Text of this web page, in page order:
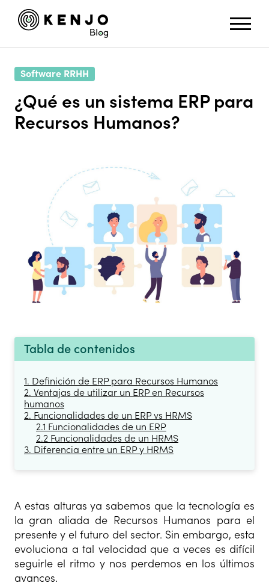
Software RRHH
¿Qué es un sistema ERP para
Recursos Humanos?
Tabla de contenidos
1. Definición de ERP para Recursos Humanos
2. Ventajas de utilizar un ERP en Recursos
humanos
2. Funcionalidades de un ERP vs HRMS
2.1 Funcionalidades de un ERP
2.2 Funcionalidades de un HRMS
3. Diferencia entre un ERP y HRMS
A estas alturas ya sabemos que la tecnología es
la gran aliada de Recursos Humanos para el
presente y el futuro del sector. Sin embargo, esta
evoluciona a tal velocidad que a veces es difícil
seguirle el ritmo y nos perdemos en los últimos
avances.